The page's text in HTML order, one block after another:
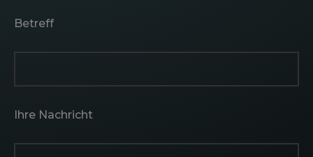
Betreff
Ihre Nachricht